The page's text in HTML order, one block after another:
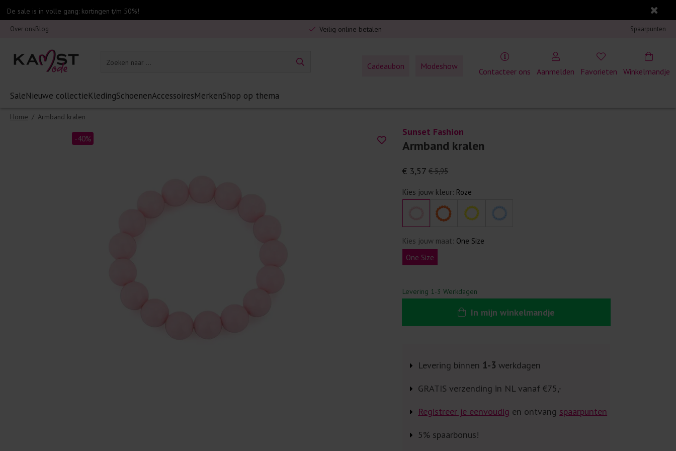
De sale is in volle gang: kortingen t/m 50%!
Over onsBlog
Veilig online betalen
Gratis verzending in Nederland vanaf €75,-
Spaarpunten
Winkelmandje
Cadeaubon Modeshow
Contacteer ons Aanmelden Favorieten
SaleNieuwe collectieKledingSchoenenAccessoiresMerkenShop op thema
Home / Armband kralen
-40%
Sunset Fashion
Armband kralen
€ 5,95
€ 3,57
Kies jouw kleur: Roze
Kies jouw maat: One Size
One Size
Levering 1-3 Werkdagen
In mijn winkelmandje
Levering binnen 1-3werkdagen
GRATIS verzending in NL vanaf €75,-
Registreer je eenvoudig en ontvang spaarpunten
5% spaarbonus!